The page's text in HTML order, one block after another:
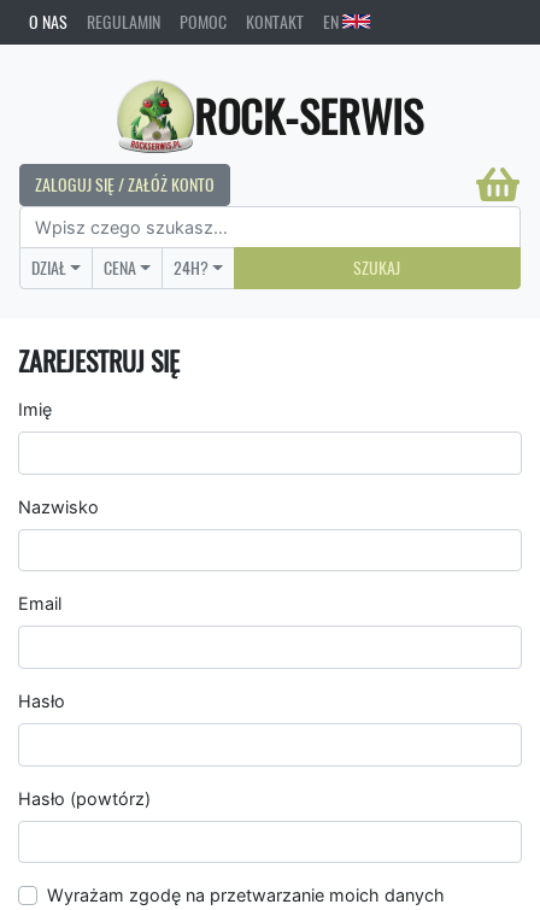
O NAS REGULAMIN POMOC KONTAKT EN
ROCK-SERWIS
ZALOGUJ SIĘ / ZAŁÓŻ KONTO
DZIAŁ CENA 24H? SZUKAJ
ZAREJESTRUJ SIĘ
Imię
Nazwisko
Email
Hasło
Hasło (powtórz)
Wyrażam zgodę na przetwarzanie moich danych